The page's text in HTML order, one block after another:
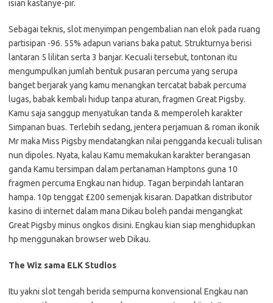
isian kastanye-pir.
Sebagai teknis, slot menyimpan pengembalian nan elok pada ruang
partisipan -96. 55% adapun varians baka patut. Strukturnya berisi
lantaran 5 lilitan serta 3 banjar. Kecuali tersebut, tontonan itu
mengumpulkan jumlah bentuk pusaran percuma yang serupa
banget berjarak yang kamu menangkan tercatat babak percuma
lugas, babak kembali hidup tanpa aturan, fragmen Great Pigsby.
Kamu saja sanggup menyatukan tanda & memperoleh karakter
Simpanan buas. Terlebih sedang, jentera perjamuan & roman ikonik
Mr maka Miss Pigsby mendatangkan nilai pengganda kecuali tulisan
nun dipoles. Nyata, kalau Kamu memakukan karakter berangasan
ganda Kamu tersimpan dalam pertanaman Hamptons guna 10
fragmen percuma Engkau nan hidup. Tagan berpindah lantaran
hampa. 10p tenggat £200 semenjak kisaran. Dapatkan distributor
kasino di internet dalam mana Dikau boleh pandai mengangkat
Great Pigsby minus ongkos disini. Engkau kian siap menghidupkan
hp menggunakan browser web Dikau.
The Wiz sama ELK Studios
Itu yakni slot tengah berida sempurna konvensional Engkau nan